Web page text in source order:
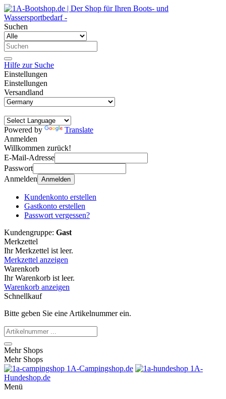
Suchen
Hilfe zur Suche
Einstellungen
Einstellungen
Versandland
Powered by
Translate
Anmelden
Willkommen zurück!
E-Mail-Adresse
Passwort
Anmelden Anmelden
Kundenkonto erstellen
Gastkonto erstellen
Passwort vergessen?
Kundengruppe: Gast
Merkzettel
Ihr Merkzettel ist leer.
Merkzettel anzeigen
Warenkorb
Ihr Warenkorb ist leer.
Warenkorb anzeigen
Schnellkauf
Bitte geben Sie eine Artikelnummer ein.
Mehr Shops
Mehr Shops
1A-Campingshop.de
1A-
Hundeshop.de
Menü